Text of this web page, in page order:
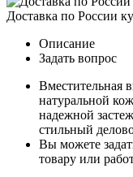
Доставка по России
Описание
Задать вопрос
Вместительная
натуральной
надежной
стильный
Вы можете
товару или